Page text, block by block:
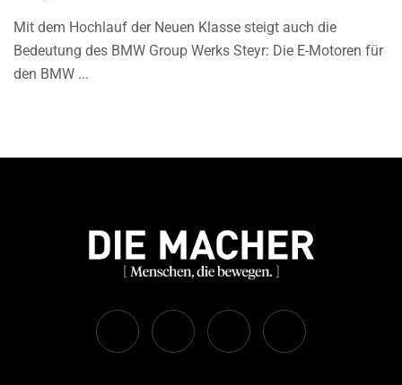
Mit dem Hochlauf der Neuen Klasse steigt auch die
Bedeutung des BMW Group Werks Steyr: Die E-Motoren für
den BMW